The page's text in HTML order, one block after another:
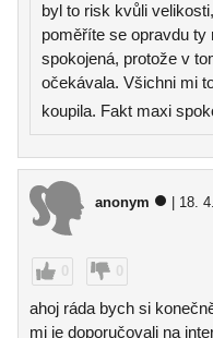
byl to risk kvůli
poměříte se opravdu
spokojená, protože v
očekávala. Všichni mi
koupila. Fakt maxi
anonym | 18.
0 0
ahoj ráda bych si
mi je doporučovali na